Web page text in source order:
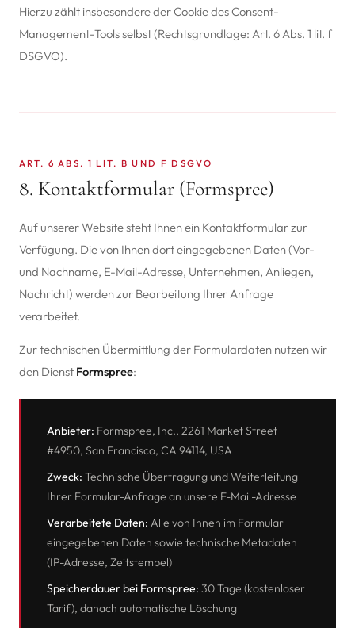
Hierzu zählt insbesondere der Cookie des Consent-
Management-Tools selbst (Rechtsgrundlage: Art. 6 Abs. 1 lit. f
DSGVO).
ART. 6 ABS. 1 LIT. B UND F DSGVO
8. Kontaktformular (Formspree)
Auf unserer Website steht Ihnen ein Kontaktformular zur
Verfügung. Die von Ihnen dort eingegebenen Daten (Vor-
und Nachname, E-Mail-Adresse, Unternehmen, Anliegen,
Nachricht) werden zur Bearbeitung Ihrer Anfrage
verarbeitet.
Zur technischen Übermittlung der Formulardaten nutzen wir
den Dienst Formspree:
Anbieter: Formspree, Inc., 2261 Market Street
#4950, San Francisco, CA 94114, USA
Zweck: Technische Übertragung und Weiterleitung
Ihrer Formular-Anfrage an unsere E-Mail-Adresse
Verarbeitete Daten: Alle von Ihnen im Formular
eingegebenen Daten sowie technische Metadaten
(IP-Adresse, Zeitstempel)
Speicherdauer bei Formspree: 30 Tage (kostenloser
Tarif), danach automatische Löschung